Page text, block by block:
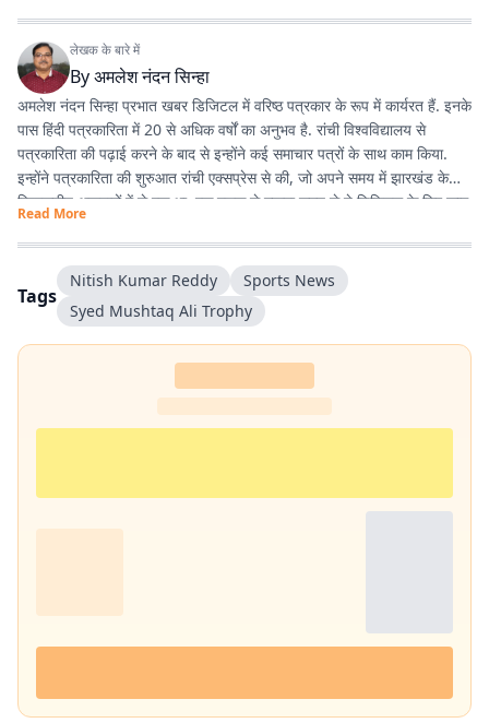
लेखक के बारे में
Byअमलेश नंदन सिन्हा
अमलेश नंदन सिन्हा प्रभात खबर डिजिटल में वरिष्ठ पत्रकार के रूप में कार्यरत हैं. इनके
पास हिंदी पत्रकारिता में 20 से अधिक वर्षों का अनुभव है. रांची विश्वविद्यालय से
पत्रकारिता की पढ़ाई करने के बाद से इन्होंने कई समाचार पत्रों के साथ काम किया.
इन्होंने पत्रकारिता की शुरुआत रांची एक्सप्रेस से की, जो अपने समय में झारखंड के
विश्वसनीय अखबारों में से एक था. एक दशक से ज्यादा समय से ये डिजिटल के लिए काम
कर रहे हैं. झारखंड की खबरों के अलावा, समसामयिक विषयों के बारे में भी लिखने में रुचि
रखते हैं. विज्ञान और आधुनिक चिकित्सा के बारे में देखना, पढ़ना और नई जानकारियां
प्राप्त करना इन्हें पसंद है.
Read More
Tags
Nitish Kumar Reddy
Sports News
Syed Mushtaq Ali Trophy